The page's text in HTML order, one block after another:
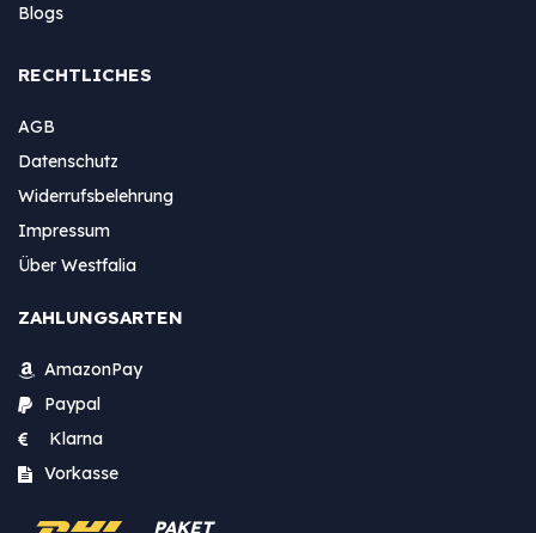
Blogs
RECHTLICHES
AGB
Datenschutz
Widerrufsbelehrung
Impressum
Über Westfalia
ZAHLUNGSARTEN
AmazonPay
Paypal
Klarna
Vorkasse
PAKET